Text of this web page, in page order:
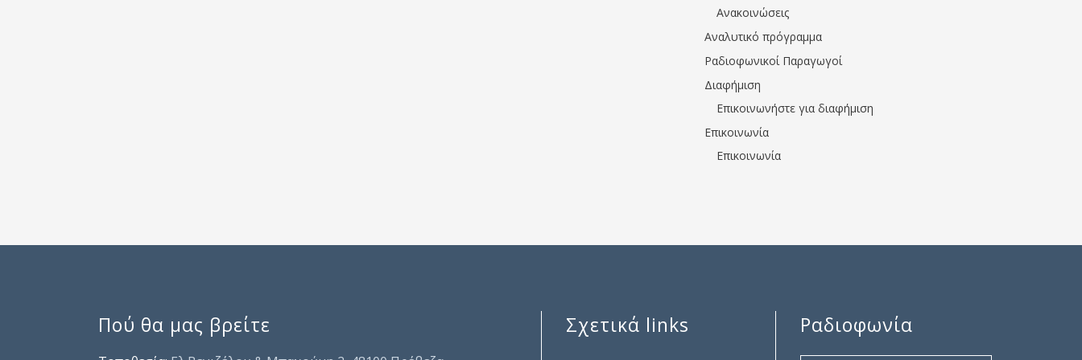
Ανακοινώσεις
Αναλυτικό πρόγραμμα
Ραδιοφωνικοί Παραγωγοί
Διαφήμιση
Επικοινωνήστε για διαφήμιση
Επικοινωνία
Επικοινωνία
Πού θα μας βρείτε Σχετικά links Ραδιοφωνία